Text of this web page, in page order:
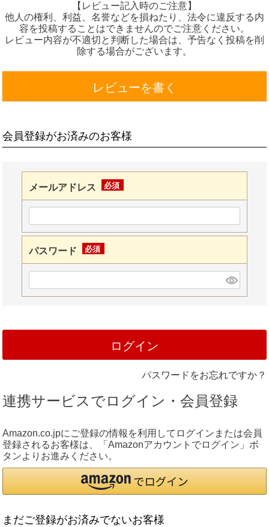
【レビュー記入時のご注意】
他人の権利、利益、名誉などを損ねたり、法令に違反する内
容を投稿することはできませんのでご注意ください。
レビュー内容が不適切と判断した場合は、予告なく投稿を削
除する場合がございます。
レビューを書く
会員登録がお済みのお客様
メールアドレス
須)
パスワード
須)
ログイン
パスワードをお忘れですか？
連携サービスでログイン・会員登録
Amazon.co.jpにご登録の情報を利用してログインまたは会員
登録されるお客様は、「Amazonアカウントでログイン」ボ
タンよりお進みください。
まだご登録がお済みでないお客様